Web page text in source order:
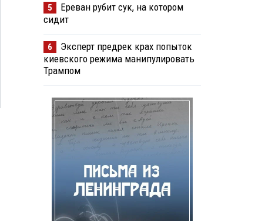
5
Ереван рубит сук, на котором
сидит
6
Эксперт предрек крах попыток
киевского режима манипулировать
Трампом